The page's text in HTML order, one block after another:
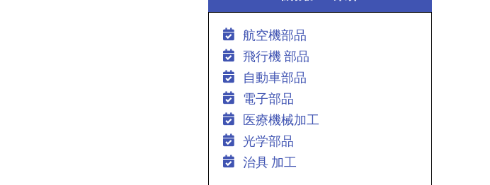
航空機部品
飛行機 部品
自動車部品
電子部品
医療機械加工
光学部品
治具 加工